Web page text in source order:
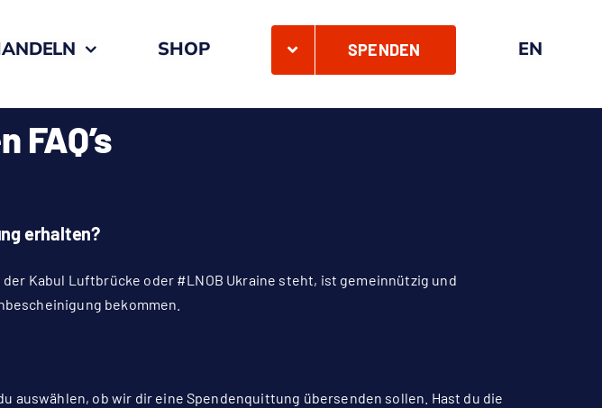
SHOP SPENDEN EN
FAQ’s
erhalten?
Kabul Luftbrücke oder #LNOB Ukraine steht, ist gemeinnützig und
bekommen.
auswählen, ob wir dir eine Spendenquittung übersenden sollen. Hast du die